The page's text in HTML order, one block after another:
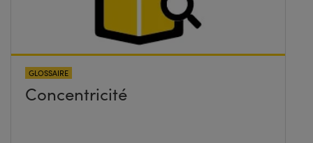
GLOSSAIRE
Concentricité